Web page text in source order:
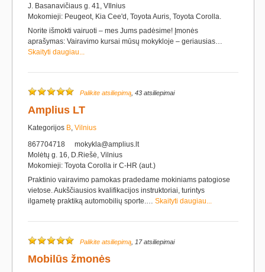
J. Basanavičiaus g. 41, VIlnius
Mokomieji: Peugeot, Kia Cee'd, Toyota Auris, Toyota Corolla.
Norite išmokti vairuoti – mes Jums padėsime! Įmonės
aprašymas: Vairavimo kursai mūsų mokykloje – geriausias…
Skaityti daugiau...
Palikite atsiliepimą , 43 atsiliepimai
Amplius LT
Kategorijos B, Vilnius
867704718
mokykla@amplius.lt
Molėtų g. 16, D.Riešė, Vilnius
Mokomieji: Toyota Corolla ir C-HR (aut.)
Praktinio vairavimo pamokas pradedame mokiniams patogiose
vietose. Aukščiausios kvalifikacijos instruktoriai, turintys
ilgametę praktiką automobilių sporte.… Skaityti daugiau...
Palikite atsiliepimą , 17 atsiliepimai
Mobilūs žmonės